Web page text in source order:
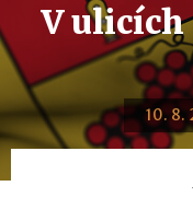
V ulicích
10. 8.